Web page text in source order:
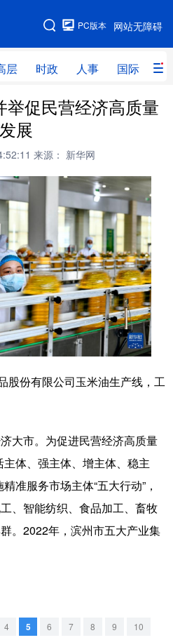
网站无障碍
PC版本
层 时政 人事 国际 财
站地图
时政 人事
全球连线
量子 体育
军事
图片 政务
金融 汽车
信息化 数字经济
银龄 溯源中国
湖北
举促民营经济高质量
发展
来源： 新华网
份有限公司玉米油生产线，工
市。为促进民营经济高质量
体、强主体、增主体、稳主
准服务市场主体“五大行动”，
、智能纺织、食品加工、畜牧
。2022年，滨州市五大产业集
4 5 6 7 8 9
10